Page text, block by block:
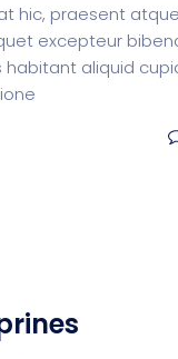
hic, praesent
excepteur
aliquid